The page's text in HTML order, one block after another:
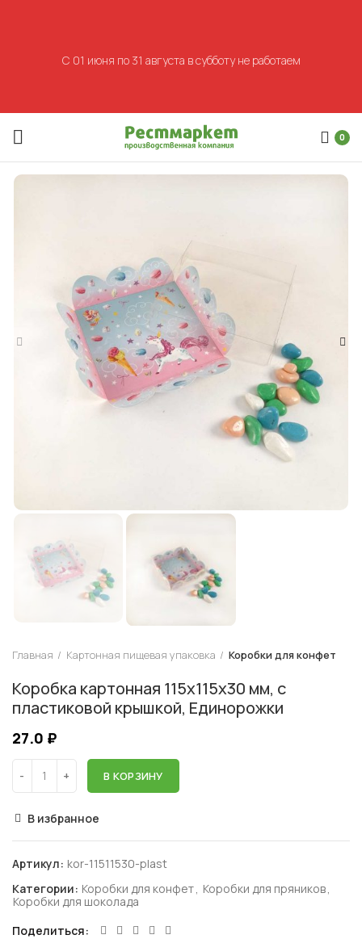
0
Главная Картонная пищевая упаковка Коробки для конфет
Коробка картонная 115х115х30 мм, с
пластиковой крышкой, Единорожки
27.0 ₽
В КОРЗИНУ
В избранное
Артикул: kor-11511530-plast
Категории: Коробки для конфет, Коробки для пряников,
Коробки для шоколада
Поделиться
С 01 июня по 31 августа в субботу не работаем